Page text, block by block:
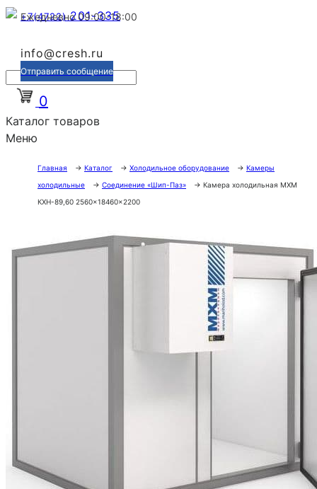
+7(4722)201-335
Ежедневно 09:00-18:00
info@cresh.ru
Отправить сообщение
0
Каталог товаров
Меню
Главная → Каталог → Холодильное оборудование → Камеры
холодильные
→ Соединение «Шип-Паз» → Камера холодильная МХМ
КХН-89,60 2560×18460×2200